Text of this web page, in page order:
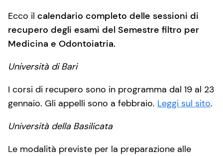
Ecco il calendario completo delle sessioni di
recupero degli esami del Semestre filtro per
Medicina e Odontoiatria.
Università di Bari
I corsi di recupero sono in programma dal 19 al 23
gennaio. Gli appelli sono a febbraio. Leggi sul sito.
Università della Basilicata
Le modalità previste per la preparazione alle